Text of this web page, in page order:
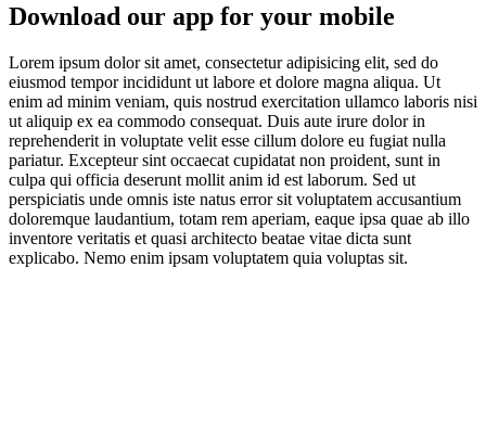
Download our app for your mobile
Lorem ipsum dolor sit amet, consectetur adipisicing elit, sed do
eiusmod tempor incididunt ut labore et dolore magna aliqua. Ut
enim ad minim veniam, quis nostrud exercitation ullamco laboris nisi
ut aliquip ex ea commodo consequat. Duis aute irure dolor in
reprehenderit in voluptate velit esse cillum dolore eu fugiat nulla
pariatur. Excepteur sint occaecat cupidatat non proident, sunt in
culpa qui officia deserunt mollit anim id est laborum. Sed ut
perspiciatis unde omnis iste natus error sit voluptatem accusantium
doloremque laudantium, totam rem aperiam, eaque ipsa quae ab illo
inventore veritatis et quasi architecto beatae vitae dicta sunt
explicabo. Nemo enim ipsam voluptatem quia voluptas sit.